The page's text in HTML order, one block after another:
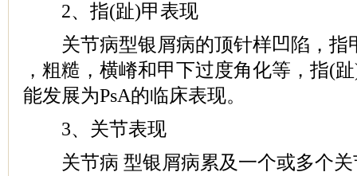
2、指(趾)甲表现
关节病型银屑病的顶针样凹陷，指
，粗糙，横嵴和甲下过度角化等，指(
能发展为PsA的临床表现。
3、关节表现
关节病 型银屑病累及一个或多个关